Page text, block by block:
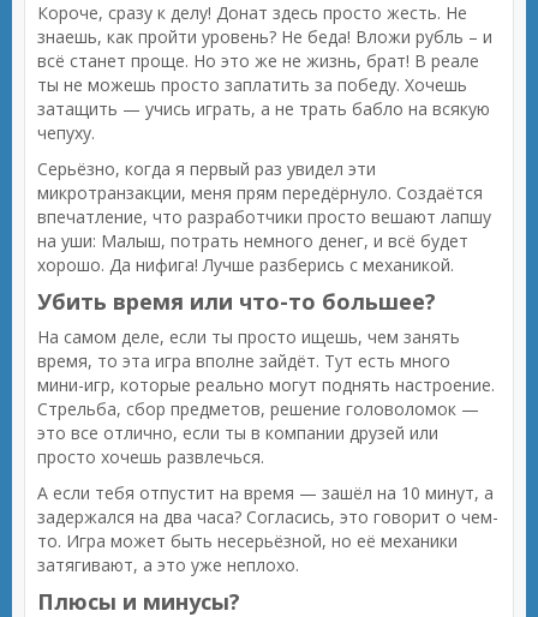
Короче, сразу к делу! Донат здесь просто жесть. Не
знаешь, как пройти уровень? Не беда! Вложи рубль – и
всё станет проще. Но это же не жизнь, брат! В реале
ты не можешь просто заплатить за победу. Хочешь
затащить — учись играть, а не трать бабло на всякую
чепуху.
Серьёзно, когда я первый раз увидел эти
микротранзакции, меня прям передёрнуло. Создаётся
впечатление, что разработчики просто вешают лапшу
на уши: Малыш, потрать немного денег, и всё будет
хорошо. Да нифига! Лучше разберись с механикой.
Убить время или что-то большее?
На самом деле, если ты просто ищешь, чем занять
время, то эта игра вполне зайдёт. Тут есть много
мини-игр, которые реально могут поднять настроение.
Стрельба, сбор предметов, решение головоломок —
это все отлично, если ты в компании друзей или
просто хочешь развлечься.
А если тебя отпустит на время — зашёл на 10 минут, а
задержался на два часа? Согласись, это говорит о чем-
то. Игра может быть несерьёзной, но её механики
затягивают, а это уже неплохо.
Плюсы и минусы?